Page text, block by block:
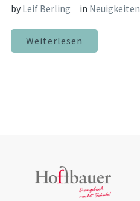
byLeif Berling in Neuigkeiten
Weiterlesen